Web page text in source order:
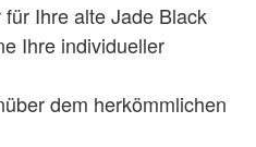
Ihre alteJade Black
Ihre individueller
dem herkömmlichen